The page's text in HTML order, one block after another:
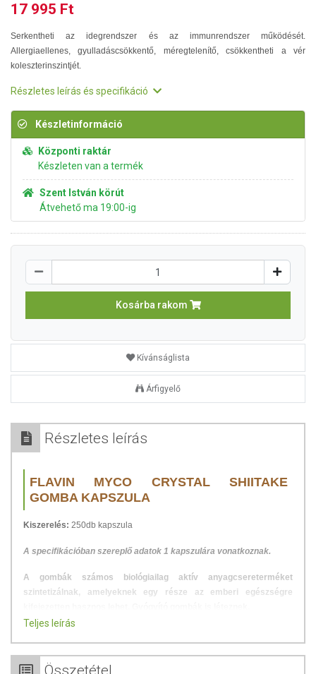
17 995 Ft
Serkentheti az idegrendszer és az immunrendszer működését.
Allergiaellenes, gyulladáscsökkentő, méregtelenítő, csökkentheti a vér
koleszterinszintjét.
Részletes leírás és specifikáció
Készletinformáció
Központi raktár
Készleten van a termék
Szent István körút
Átvehető ma 19:00-ig
Kosárba rakom
Kívánságlista
Árfigyelő
Részletes leírás
FLAVIN MYCO CRYSTAL SHIITAKE
GOMBA KAPSZULA
Kiszerelés: 250db kapszula
A specifikációban szereplő adatok 1 kapszulára vonatkoznak.
A gombák számos biológiailag aktív anyagcsereterméket
szintetizálnak, amelyeknek egy része az emberi egészségre
penészgombák (pl.: penicillium). Igen fontos gyógyszereket állítanak
Teljes leírás
Összetétel